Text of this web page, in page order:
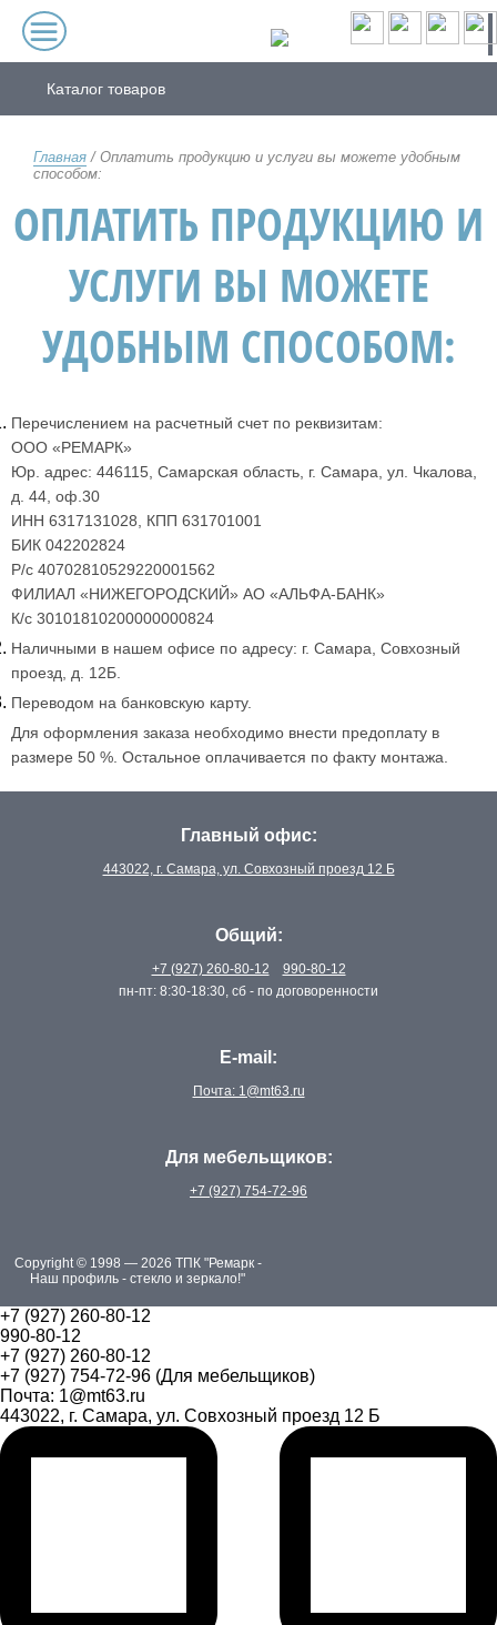
Каталог товаров
Главная / Оплатить продукцию и услуги вы можете удобным
способом:
ОПЛАТИТЬ ПРОДУКЦИЮ И
УСЛУГИ ВЫ МОЖЕТЕ
УДОБНЫМ СПОСОБОМ:
Перечислением на расчетный счет по реквизитам:
ООО «РЕМАРК»
Юр. адрес: 446115, Самарская область, г. Самара, ул. Чкалова,
д. 44, оф.30
ИНН 6317131028, КПП 631701001
БИК 042202824
Р/с 40702810529220001562
ФИЛИАЛ «НИЖЕГОРОДСКИЙ» АО «АЛЬФА-БАНК»
К/с 30101810200000000824
Наличными в нашем офисе по адресу: г. Самара, Совхозный
проезд, д. 12Б.
Переводом на банковскую карту.
Для оформления заказа необходимо внести предоплату в
размере 50 %. Остальное оплачивается по факту монтажа.
Главный офис:
443022, г. Самара, ул. Совхозный проезд 12 Б
Общий:
+7 (927) 260-80-12
990-80-12
пн-пт: 8:30-18:30, сб - по договоренности
E-mail:
Почта: 1@mt63.ru
Для мебельщиков:
+7 (927) 754-72-96
Copyright © 1998 — 2026 ТПК "Ремарк -
Наш профиль - стекло и зеркало!"
+7 (927) 260-80-12
990-80-12
+7 (927) 260-80-12
+7 (927) 754-72-96 (Для мебельщиков)
Почта: 1@mt63.ru
443022, г. Самара, ул. Совхозный проезд 12 Б